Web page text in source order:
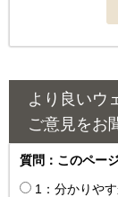
より良いウ
ご意見をお
質問：このペー
1：分かりや